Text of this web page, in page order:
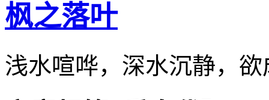
枫之落叶
浅水喧哗，深水沉静，